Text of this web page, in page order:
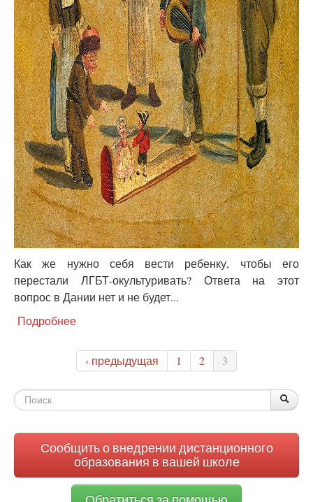
Как же нужно себя вести ребенку, чтобы его
перестали ЛГБТ-окультуривать? Ответа на этот
вопрос в Дании нет и не будет...
Подробнее
поисках
утраченного
Я,
или
‹ предыдущая 1 2 3
Форма
Сообщить о внедрении дистанционного
образования в вашей школе